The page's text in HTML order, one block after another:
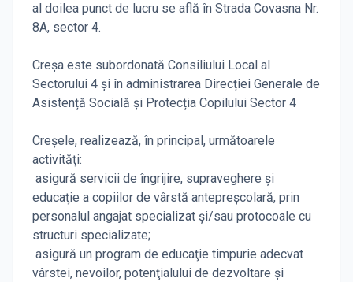
al doilea punct de lucru se află în Strada Covasna Nr.
8A, sector 4.
Creșa este subordonată Consiliului Local al
Sectorului 4 și în administrarea Direcției Generale de
Asistență Socială și Protecția Copilului Sector 4
Creșele, realizează, în principal, următoarele
activităţi:
asigură servicii de îngrijire, supraveghere şi
educaţie a copiilor de vârstă antepreşcolară, prin
personalul angajat specializat şi/sau protocoale cu
structuri specializate;
asigură un program de educaţie timpurie adecvat
vârstei, nevoilor, potenţialului de dezvoltare şi